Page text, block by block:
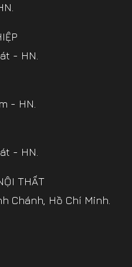
- HN.
- HN.
- HN.
THẤT
Chánh, Hồ Chí Minh.